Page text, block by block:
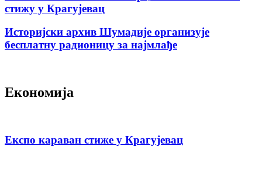
стижу у Крагујевац
Историјски архив Шумадије организује
бесплатну радионицу за најмлађе
Економија
Експо караван стиже у Крагујевац